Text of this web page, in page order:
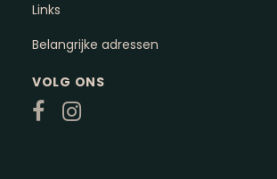
Links
Belangrijke adressen
VOLG ONS